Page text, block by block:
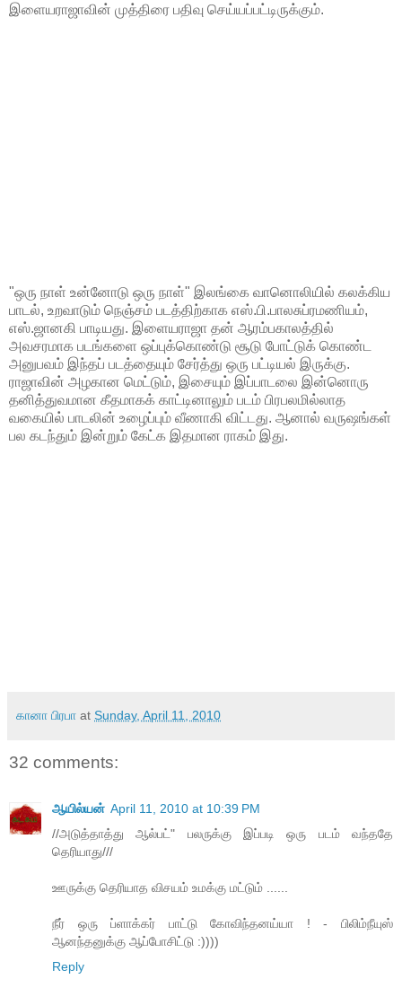
இளையராஜாவின் முத்திரை பதிவு செய்யப்பட்டிருக்கும்.
"ஒரு நாள் உன்னோடு ஒரு நாள்" இலங்கை வானொலியில் கலக்கிய
பாடல், உறவாடும் நெஞ்சம் படத்திற்காக எஸ்.பி.பாலசுப்ரமணியம்,
எஸ்.ஜானகி பாடியது. இளையராஜா தன் ஆரம்பகாலத்தில்
அவசரமாக படங்களை ஒப்புக்கொண்டு சூடு போட்டுக் கொண்ட
அனுபவம் இந்தப் படத்தையும் சேர்த்து ஒரு பட்டியல் இருக்கு.
ராஜாவின் அழகான மெட்டும், இசையும் இப்பாடலை இன்னொரு
தனித்துவமான கீதமாகக் காட்டினாலும் படம் பிரபலமில்லாத
வகையில் பாடலின் உழைப்பும் வீணாகி விட்டது. ஆனால் வருஷங்கள்
பல கடந்தும் இன்றும் கேட்க இதமான ராகம் இது.
கானா பிரபா at Sunday, April 11, 2010
32 comments:
ஆயில்யன் April 11, 2010 at 10:39 PM
//அடுத்தாத்து ஆல்பட்" பலருக்கு இப்படி ஒரு படம் வந்ததே
தெரியாது///
ஊருக்கு தெரியாத விசயம் உமக்கு மட்டும் ......
நீர் ஒரு ப்ளாக்கர் பாட்டு கோவிந்தனய்யா ! - பிலிம்நீயுஸ்
ஆனந்தனுக்கு ஆப்போசிட்டு :))))
Reply